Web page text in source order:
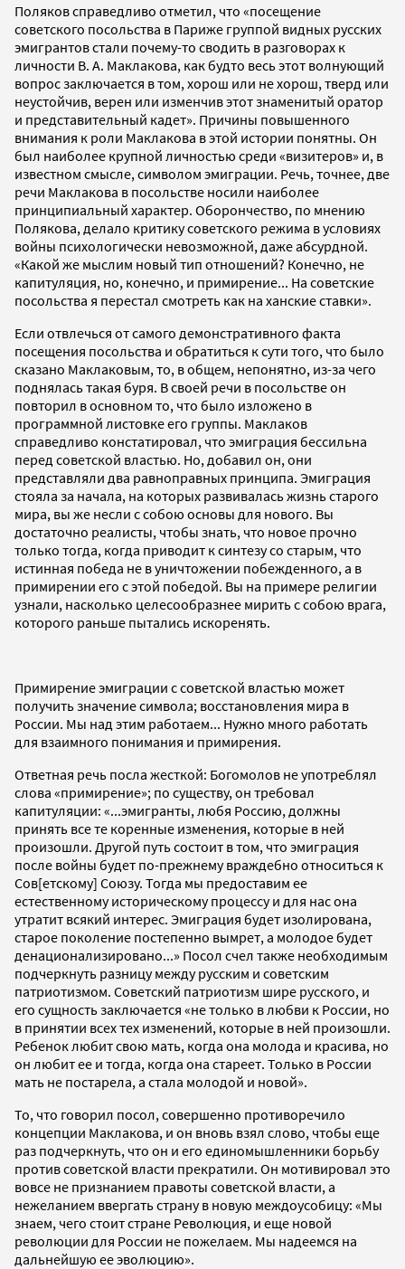
Поляков справедливо отметил, что «посещение
советского посольства в Париже группой видных русских
эмигрантов стали почему-то сводить в разговорах к
личности В. А. Маклакова, как будто весь этот волнующий
вопрос заключается в том, хорош или не хорош, тверд или
неустойчив, верен или изменчив этот знаменитый оратор
и представительный кадет». Причины повышенного
внимания к роли Маклакова в этой истории понятны. Он
был наиболее крупной личностью среди «визитеров» и, в
известном смысле, символом эмиграции. Речь, точнее, две
речи Маклакова в посольстве носили наиболее
принципиальный характер. Оборончество, по мнению
Полякова, делало критику советского режима в условиях
войны психологически невозможной, даже абсурдной.
«Какой же мыслим новый тип отношений? Конечно, не
капитуляция, но, конечно, и примирение... На советские
посольства я перестал смотреть как на ханские ставки».
Если отвлечься от самого демонстративного факта
посещения посольства и обратиться к сути того, что было
сказано Маклаковым, то, в общем, непонятно, из-за чего
поднялась такая буря. В своей речи в посольстве он
повторил в основном то, что было изложено в
программной листовке его группы. Маклаков
справедливо констатировал, что эмиграция бессильна
перед советской властью. Но, добавил он, они
представляли два равноправных принципа. Эмиграция
стояла за начала, на которых развивалась жизнь старого
мира, вы же несли с собою основы для нового. Вы
достаточно реалисты, чтобы знать, что новое прочно
только тогда, когда приводит к синтезу со старым, что
истинная победа не в уничтожении побежденного, а в
примирении его с этой победой. Вы на примере религии
узнали, насколько целесообразнее мирить с собою врага,
которого раньше пытались искоренять.
Примирение эмиграции с советской властью может
получить значение символа; восстановления мира в
России. Мы над этим работаем... Нужно много работать
для взаимного понимания и примирения.
Ответная речь посла жесткой: Богомолов не употреблял
слова «примирение»; по существу, он требовал
капитуляции: «...эмигранты, любя Россию, должны
принять все те коренные изменения, которые в ней
произошли. Другой путь состоит в том, что эмиграция
после войны будет по-прежнему враждебно относиться к
Сов[етскому] Союзу. Тогда мы предоставим ее
естественному историческому процессу и для нас она
утратит всякий интерес. Эмиграция будет изолирована,
старое поколение постепенно вымрет, а молодое будет
денационализировано...» Посол счел также необходимым
подчеркнуть разницу между русским и советским
патриотизмом. Советский патриотизм шире русского, и
его сущность заключается «не только в любви к России, но
в принятии всех тех изменений, которые в ней произошли.
Ребенок любит свою мать, когда она молода и красива, но
он любит ее и тогда, когда она стареет. Только в России
мать не постарела, а стала молодой и новой».
То, что говорил посол, совершенно противоречило
концепции Маклакова, и он вновь взял слово, чтобы еще
раз подчеркнуть, что он и его единомышленники борьбу
против советской власти прекратили. Он мотивировал это
вовсе не признанием правоты советской власти, а
нежеланием ввергать страну в новую междоусобицу: «Мы
знаем, чего стоит стране Революция, и еще новой
революции для России не пожелаем. Мы надеемся на
дальнейшую ее эволюцию».